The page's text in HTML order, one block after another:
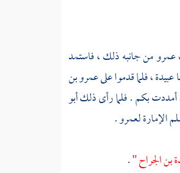
عمرومن جانبه ذلك ، فاستمد
عبيدة ،فلما قدموا علىعمرو بن
أمددت بكم . فلما رأى ذلكأبو
الإمارةلعمرو.
بن الجراح ".